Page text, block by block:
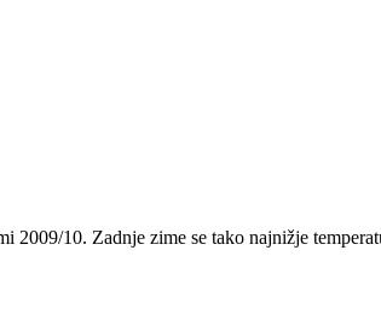
10. Zadnje zime se tako najnižje